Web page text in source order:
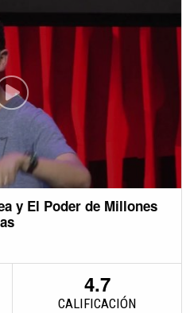
y El Poder de Millones
4.7
CALIFICACIÓN